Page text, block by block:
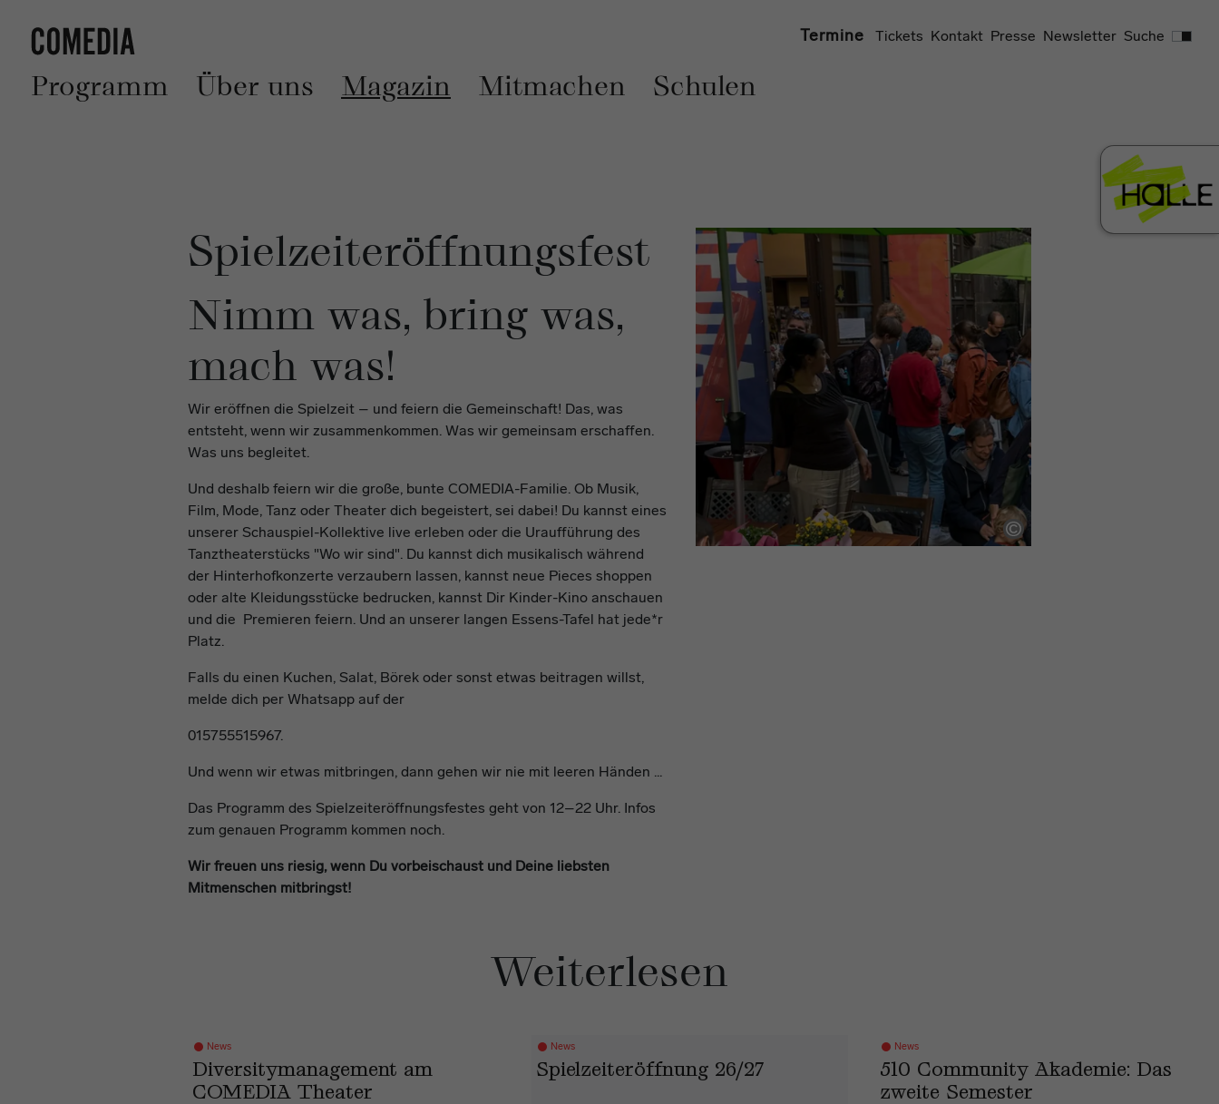
Programm Über uns Magazin Mitmachen Schulen
Termine Tickets Kontakt Presse Newsletter Suche
Spielzeiteröffnungsfest
Nimm was, bring was,
mach was!
Wir eröffnen die Spielzeit – und feiern die Gemeinschaft! Das, was
entsteht, wenn wir zusammenkommen. Was wir gemeinsam erschaffen.
Was uns begleitet.
Und deshalb feiern wir die große, bunte COMEDIA-Familie. Ob Musik,
Film, Mode, Tanz oder Theater dich begeistert, sei dabei! Du kannst eines
unserer Schauspiel-Kollektive live erleben oder die Uraufführung des
Tanztheaterstücks "Wo wir sind". Du kannst dich musikalisch während
der Hinterhofkonzerte verzaubern lassen, kannst neue Pieces shoppen
oder alte Kleidungsstücke bedrucken, kannst Dir Kinder-Kino anschauen
und die Premieren feiern. Und an unserer langen Essens-Tafel hat jede*r
Platz.
Falls du einen Kuchen, Salat, Börek oder sonst etwas beitragen willst,
melde dich per Whatsapp auf der
015755515967.
Und wenn wir etwas mitbringen, dann gehen wir nie mit leeren Händen ...
Das Programm des Spielzeiteröffnungsfestes geht von 12–22 Uhr. Infos
zum genauen Programm kommen noch.
Wir freuen uns riesig, wenn Du vorbeischaust und Deine liebsten
Mitmenschen mitbringst!
Weiterlesen
News
Diversitymanagement am
COMEDIA Theater
News
Spielzeiteröffnung 26/27
News
510 Community Akademie: Das
zweite Semester
Suchen